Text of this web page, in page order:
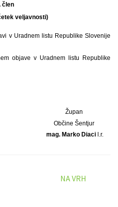
člen
veljavnosti)
v Uradnem listu Republike Slovenije
objave v Uradnem listu Republike
Župan
Občine Šentjur
mag. Marko Diacil.r.
NA VRH